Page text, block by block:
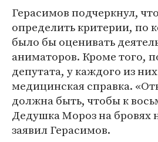
Герасимов подчеркнул,
определить критерии, по
было бы оценивать
аниматоров. Кроме того,
депутата, у каждого из
медицинская справка.
должна быть, чтобы к
Дедушка Мороз на бровях
заявил Герасимов.